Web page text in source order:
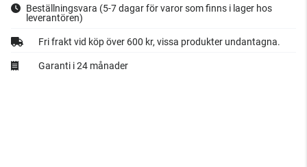
Beställningsvara (5-7 dagar för varor som finns i lager hos
leverantören)
Fri frakt vid köp över 600 kr, vissa produkter undantagna.
Garanti i 24 månader